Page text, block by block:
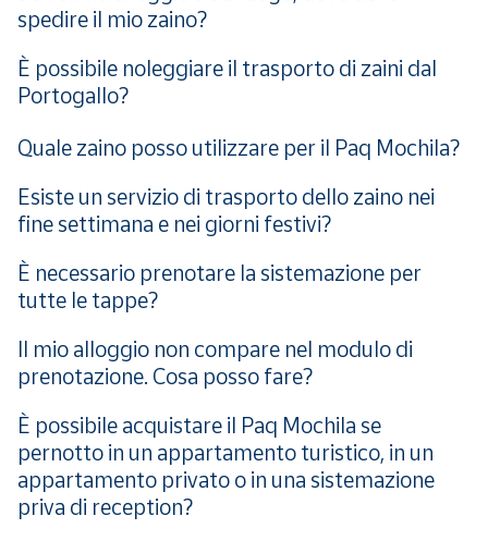
spedire il mio zaino?
È possibile noleggiare il trasporto di zaini dal
Portogallo?
Quale zaino posso utilizzare per il Paq Mochila?
Esiste un servizio di trasporto dello zaino nei
fine settimana e nei giorni festivi?
È necessario prenotare la sistemazione per
tutte le tappe?
Il mio alloggio non compare nel modulo di
prenotazione. Cosa posso fare?
È possibile acquistare il Paq Mochila se
pernotto in un appartamento turistico, in un
appartamento privato o in una sistemazione
priva di reception?